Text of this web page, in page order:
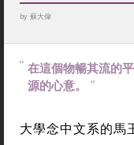
by 蘇大偉
在這個物暢其流的
源的心意。
大學念中文系的馬